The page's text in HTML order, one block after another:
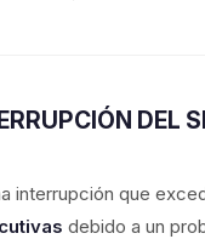
DEL
interrupción que
debido a un